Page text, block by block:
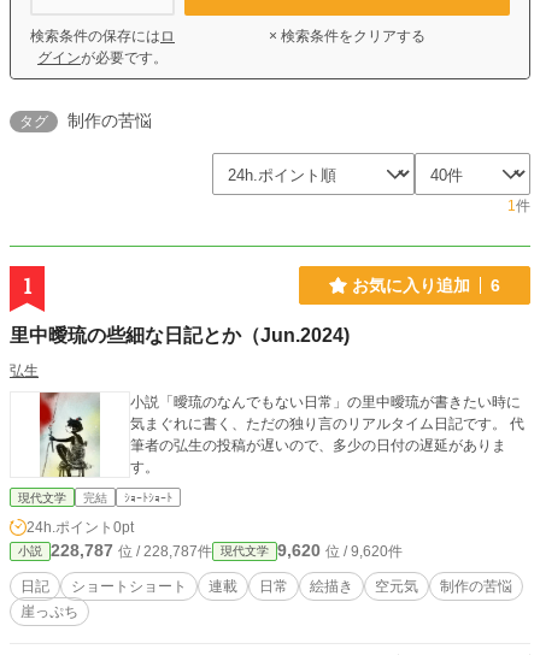
検索条件の保存には ロ
グインが必要です。
× 検索条件をクリアする
タグ 制作の苦悩
1件
1 お気に入り追加 6
里中曖琉の些細な日記とか（Jun.2024)
弘生
小説「曖琉のなんでもない日常」の里中曖琉が書きたい時に
気まぐれに書く、ただの独り言のリアルタイム日記です。 代
筆者の弘生の投稿が遅いので、多少の日付の遅延がありま
す。
現代文学 完結 ｼｮｰﾄｼｮｰﾄ
24h.ポイント 0pt
小説 228,787 位 / 228,787件 現代文学 9,620 位 / 9,620件
日記 ショートショート 連載 日常 絵描き 空元気
制作の苦悩
崖っぷち